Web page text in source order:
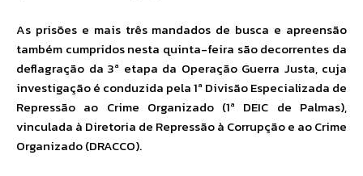
As prisões e mais três mandados de busca e apreensão
também cumpridos nesta quinta-feira são decorrentes da
deflagração da 3ª etapa da Operação Guerra Justa, cuja
investigação é conduzida pela 1ª Divisão Especializada de
Repressão ao Crime Organizado (1ª DEIC de Palmas),
vinculada à Diretoria de Repressão à Corrupção e ao Crime
Organizado (DRACCO).